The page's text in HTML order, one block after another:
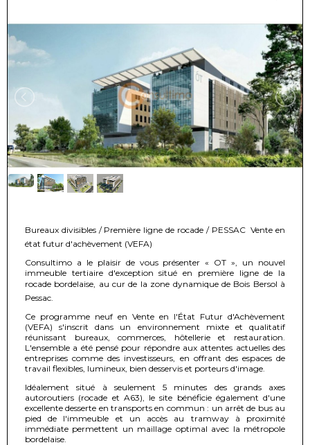
Bureaux divisibles / Première ligne de rocade / PESSAC  Vente en
état futur d'achèvement (VEFA)
Consultimo a le plaisir de vous présenter « OT », un nouvel
immeuble tertiaire d'exception situé en première ligne de la
rocade bordelaise, au cur de la zone dynamique de Bois Bersol à
Pessac.
Ce programme neuf en Vente en l'État Futur d'Achèvement
(VEFA) s'inscrit dans un environnement mixte et qualitatif
réunissant bureaux, commerces, hôtellerie et restauration.
L'ensemble a été pensé pour répondre aux attentes actuelles des
entreprises comme des investisseurs, en offrant des espaces de
travail flexibles, lumineux, bien desservis et porteurs d'image.
Idéalement situé à seulement 5 minutes des grands axes
autoroutiers (rocade et A63), le site bénéficie également d'une
excellente desserte en transports en commun : un arrêt de bus au
pied de l'immeuble et un accès au tramway à proximité
immédiate permettent un maillage optimal avec la métropole
bordelaise.